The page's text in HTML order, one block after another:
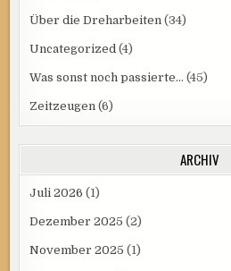
Über die Dreharbeiten (34)
Uncategorized (4)
Was sonst noch passierte… (45)
Zeitzeugen (6)
ARCHIV
Juli 2026 (1)
Dezember 2025 (2)
November 2025 (1)